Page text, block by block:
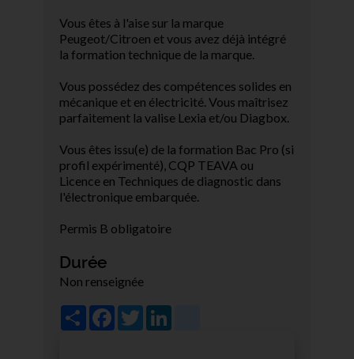
Vous êtes à l'aise sur la marque
Peugeot/Citroen et vous avez déjà intégré
la formation technique de la marque.
Vous possédez des compétences solides en
mécanique et en électricité. Vous maîtrisez
parfaitement la valise Lexia et/ou Diagbox.
Vous êtes issu(e) de la formation Bac Pro (si
profil expérimenté), CQP TEAVA ou
Licence en Techniques de diagnostic dans
l'électronique embarquée.
Permis B obligatoire
Durée
Non renseignée
Share Facebook
Twitter